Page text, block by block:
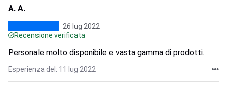
A. A.
26 lug 2022
Recensione verificata
Personale molto disponibile e vasta gamma di prodotti.
Esperienza del: 11 lug 2022